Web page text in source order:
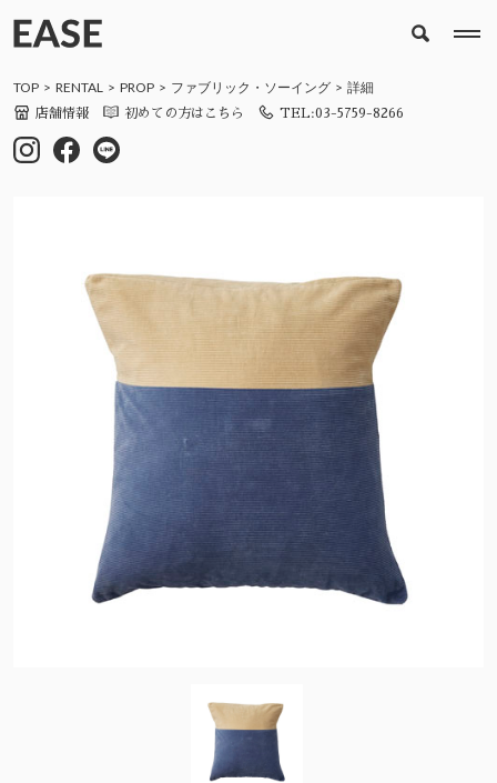
TOP RENTAL PROP ファブリック・ソーイング 詳細
店舗情報 初めての方はこちら TEL:03-5759-8266